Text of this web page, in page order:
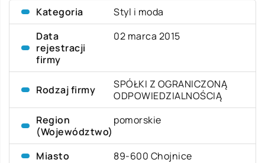
Kategoria
Styl i moda
Data
rejestracji
firmy
02 marca 2015
Rodzaj firmy
SPÓŁKI Z OGRANICZONĄ
ODPOWIEDZIALNOŚCIĄ
Region
(Województwo)
pomorskie
Miasto
89-600 Chojnice